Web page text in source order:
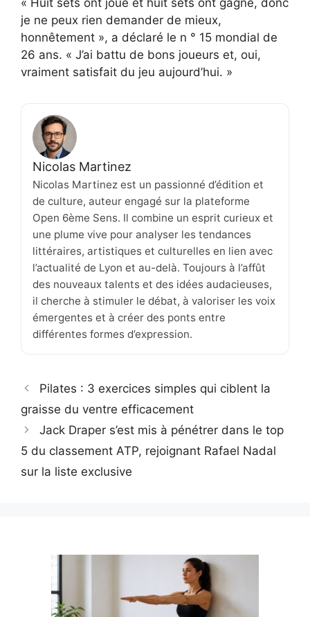
je ne peux rien demander de mieux,
honnêtement », a déclaré le n ° 15 mondial de
26 ans. « J’ai battu de bons joueurs et, oui,
vraiment satisfait du jeu aujourd’hui. »
Nicolas Martinez
Nicolas Martinez est un passionné d’édition et
de culture, auteur engagé sur la plateforme
Open 6ème Sens. Il combine un esprit curieux et
une plume vive pour analyser les tendances
littéraires, artistiques et culturelles en lien avec
l’actualité de Lyon et au-delà. Toujours à l’affût
des nouveaux talents et des idées audacieuses,
il cherche à stimuler le débat, à valoriser les voix
émergentes et à créer des ponts entre
différentes formes d’expression.
Pilates : 3 exercices simples qui ciblent la
graisse du ventre efficacement
Jack Draper s’est mis à pénétrer dans le top
5 du classement ATP, rejoignant Rafael Nadal
sur la liste exclusive